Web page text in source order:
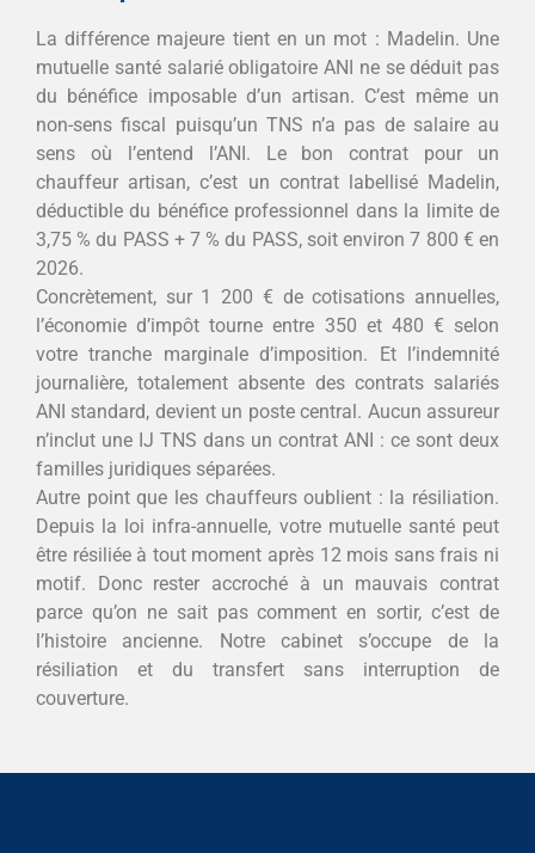
La différence majeure tient en un mot : Madelin. Une
mutuelle santé salarié obligatoire ANI ne se déduit pas
du bénéfice imposable d’un artisan. C’est même un
non-sens fiscal puisqu’un TNS n’a pas de salaire au
sens où l’entend l’ANI. Le bon contrat pour un
chauffeur artisan, c’est un contrat labellisé Madelin,
déductible du bénéfice professionnel dans la limite de
3,75 % du PASS + 7 % du PASS, soit environ 7 800 € en
2026.
Concrètement, sur 1 200 € de cotisations annuelles,
l’économie d’impôt tourne entre 350 et 480 € selon
votre tranche marginale d’imposition. Et l’indemnité
journalière, totalement absente des contrats salariés
ANI standard, devient un poste central. Aucun assureur
n’inclut une IJ TNS dans un contrat ANI : ce sont deux
familles juridiques séparées.
Autre point que les chauffeurs oublient : la résiliation.
Depuis la loi infra-annuelle, votre mutuelle santé peut
être résiliée à tout moment après 12 mois sans frais ni
motif. Donc rester accroché à un mauvais contrat
parce qu’on ne sait pas comment en sortir, c’est de
l’histoire ancienne. Notre cabinet s’occupe de la
résiliation et du transfert sans interruption de
couverture.